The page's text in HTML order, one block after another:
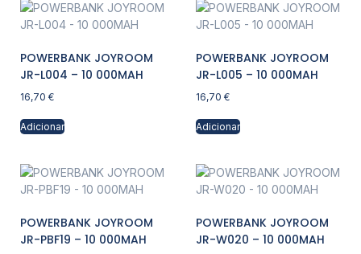
POWERBANK JOYROOM
JR-L004 – 10 000MAH
16,70 €
Adicionar
POWERBANK JOYROOM
JR-L005 – 10 000MAH
16,70 €
Adicionar
POWERBANK JOYROOM
JR-PBF19 – 10 000MAH
POWERBANK JOYROOM
JR-W020 – 10 000MAH